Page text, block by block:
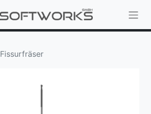
Fissurfräser